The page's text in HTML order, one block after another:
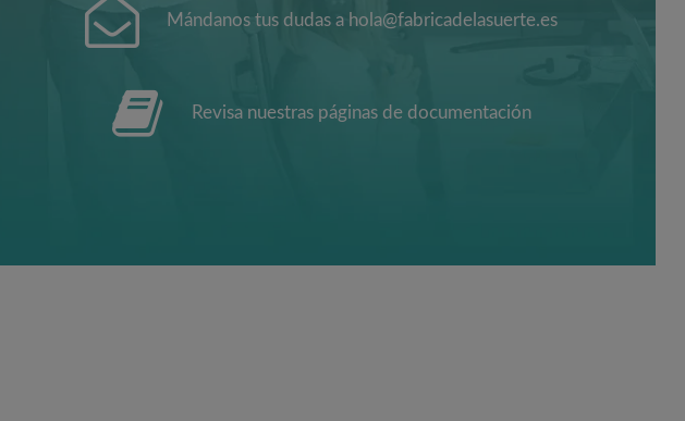
Mándanos tus dudas a hola@fabricadelasuerte.es
Revisa nuestras páginas de documentación